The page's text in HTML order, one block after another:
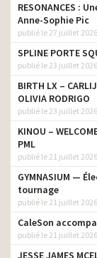
RESONANCES :
Anne-Sophie Pic
publié le 27 juillet 2026
SPLINE PORTE
publié le 23 juillet 2026
BIRTH LX –
OLIVIA RODRIGO
publié le 23 juillet 2026
KINOU –
PML
publié le 21 juillet 2026
GYMNASIUM —
tournage
publié le 21 juillet 2026
CaleSon
publié le 21 juillet 2026
JESSE JAMES